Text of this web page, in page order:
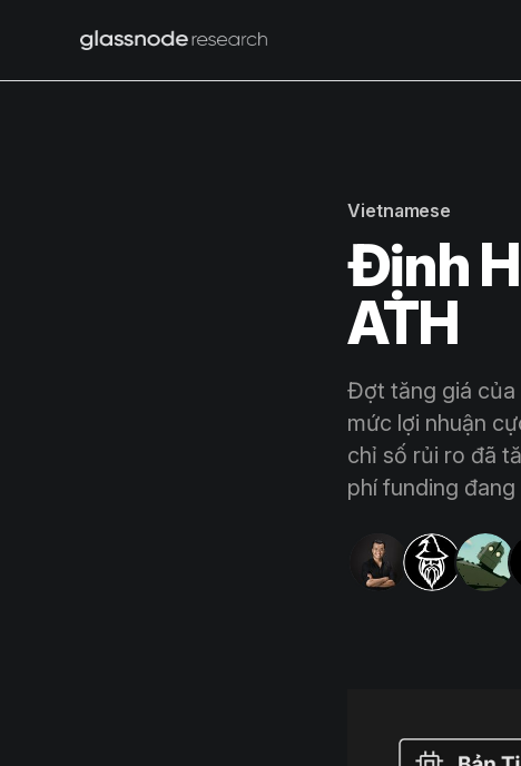
Vietnamese
Định
ATH
Đợt tăng giá của
mức lợi nhuận
chỉ số rủi ro đã
phí funding